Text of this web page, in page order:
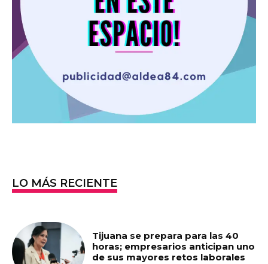
LO MÁS RECIENTE
Tijuana se prepara para las 40
horas; empresarios anticipan uno
de sus mayores retos laborales